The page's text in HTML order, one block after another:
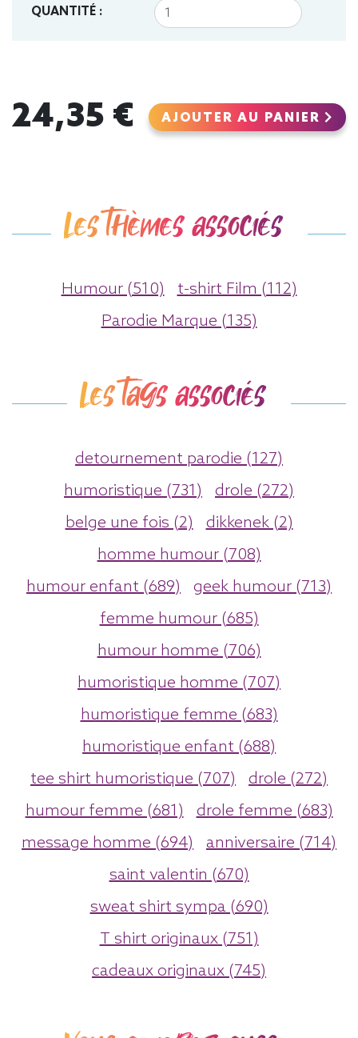
QUANTITÉ :
24,35 € AJOUTER AU PANIER
Les thèmes associés
Humour (510)
t-shirt Film (112)
Parodie Marque (135)
Les tags associés
detournement parodie (127)
humoristique (731)
drole (272)
belge une fois (2)
dikkenek (2)
homme humour (708)
humour enfant (689)
geek humour (713)
femme humour (685)
humour homme (706)
humoristique homme (707)
humoristique femme (683)
humoristique enfant (688)
tee shirt humoristique (707)
drole (272)
humour femme (681)
drole femme (683)
message homme (694)
anniversaire (714)
saint valentin (670)
sweat shirt sympa (690)
T shirt originaux (751)
cadeaux originaux (745)